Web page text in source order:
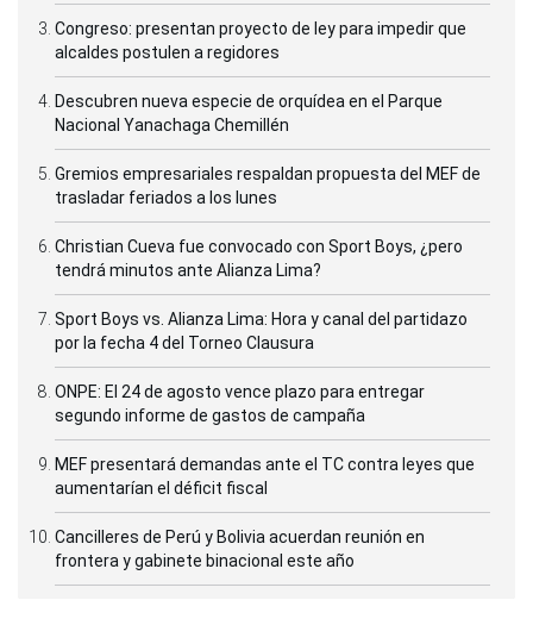
Congreso: presentan proyecto de ley para impedir que
alcaldes postulen a regidores
Descubren nueva especie de orquídea en el Parque
Nacional Yanachaga Chemillén
Gremios empresariales respaldan propuesta del MEF de
trasladar feriados a los lunes
Christian Cueva fue convocado con Sport Boys, ¿pero
tendrá minutos ante Alianza Lima?
Sport Boys vs. Alianza Lima: Hora y canal del partidazo
por la fecha 4 del Torneo Clausura
ONPE: El 24 de agosto vence plazo para entregar
segundo informe de gastos de campaña
MEF presentará demandas ante el TC contra leyes que
aumentarían el déficit fiscal
Cancilleres de Perú y Bolivia acuerdan reunión en
frontera y gabinete binacional este año